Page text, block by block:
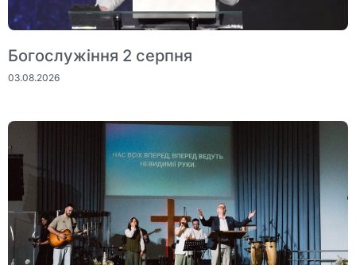
Богослужіння 2 серпня
03.08.2026